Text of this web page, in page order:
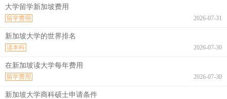
大学留学新加坡费用
2026-07-31
留学费用
新加坡大学的世界排名
2026-07-30
读本科
在新加坡读大学每年费用
2026-07-30
留学费用
新加坡大学商科硕士申请条件